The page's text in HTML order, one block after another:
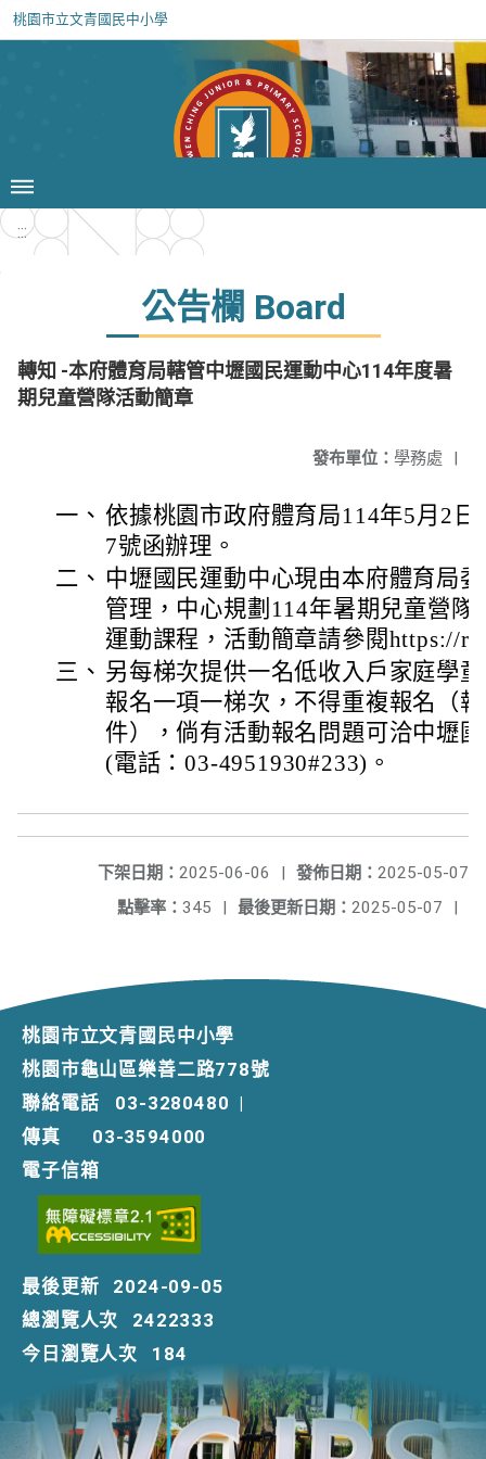
桃園市立文青國民中小學
:::
公告欄 Board
轉知 -本府體育局轄管中壢國民運動中心114年度暑
期兒童營隊活動簡章
發布單位： 學務處 |
一、 依據桃園市政府體育局114年5月2日
7號函辦理。
二、 中壢國民運動中心現由本府體育局
管理，中心規劃114年暑期兒童營隊
運動課程，活動簡章請參閱https://
三、 另每梯次提供一名低收入戶家庭學
報名一項一梯次，不得重複報名（
件），倘有活動報名問題可洽中壢
(電話：03-4951930#233)。
發佈日期： 2025-05-07
下架日期： 2025-06-06
|
最後更新日期： 2025-05-07 |
點擊率： 345 |
桃園市立文青國民中小學
桃園市龜山區樂善二路778號
聯絡電話
03-3280480 |
傳真
03-3594000
電子信箱
最後更新
2024-09-05
總瀏覽人次
2422333
今日瀏覽人次
184